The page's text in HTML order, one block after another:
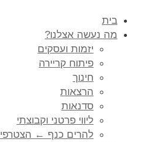
בית
מה נעשה אצלנו?
יזמות ועסקים
פיתוח קריירה
חינוך
הרצאות
סדנאות
ליווי פרטני וקבוצתי
להרים כנף ← הצטרפי